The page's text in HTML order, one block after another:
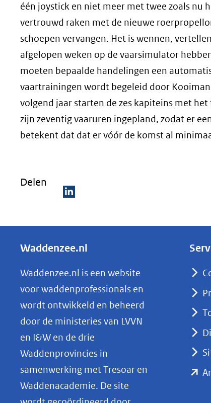
één joystick en niet meer met twee zoals nu
vertrouwd raken met de nieuwe
schoepen vervangen. Het is wennen,
afgelopen weken op de vaarsimulator
moeten bepaalde handelingen een
vaartrainingen wordt begeleid door
volgend jaar starten de zes kapiteins met
zijn zeventig vaaruren ingepland, zodat er
betekent dat dat er vóór de komst al
Delen
e
e
n
o
p
L
k
e
d
Waddenzee.nl
Waddenzee.nl is een website
voor waddenprofessionals en
wordt ontwikkeld en beheerd
door de ministeries van LVVN
en I&W en de drie
Waddenprovincies in
samenwerking met Tresoar en
Waddenacademie. De site